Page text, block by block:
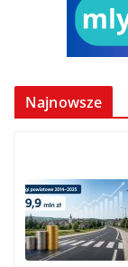
Najnowsze